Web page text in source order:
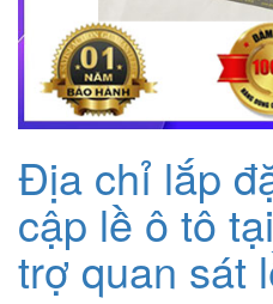
Địa chỉ lắp
cập lề ô tô
trợ quan sát